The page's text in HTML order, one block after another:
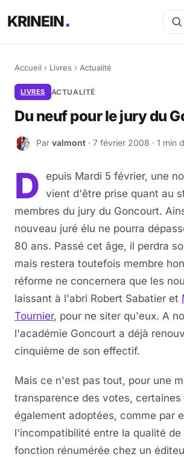
KRINEIN
Accueil › Livres › Actualité
LIVRES ACTUALITÉ
Du neuf pour le jury du
V Par valmont · 7 février 2008 · 1 min
D
epuis Mardi 5 février, une
vient d'être prise quant au
membres du jury du Goncourt.
nouveau juré élu ne pourra
80 ans. Passé cet âge, il perdra
mais restera toutefois membre
réforme ne concernera que les
laissant à l'abri Robert Sabatier et
Tournier, pour ne siter qu'eux. A
l'académie Goncourt a déjà
cinquième de son effectif.
Mais ce n'est pas tout, pour une
transparence des votes, certaines
également adoptées, comme par
l'incompatibilité entre la qualité de
fonction rénumérée chez un